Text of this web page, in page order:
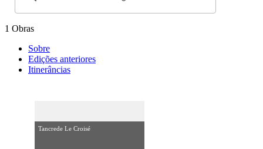
1 Obras
Sobre
Edições anteriores
Itinerâncias
Tancrede Le Croisé